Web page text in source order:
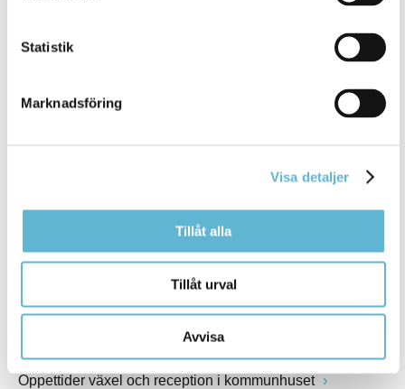
Statistik
Marknadsföring
Visa detaljer
Tillåt alla
Tillåt urval
Avvisa
Besöksadress
Box 18, 295 21 Bromölla
Fax: 0456-82 22 00
Öppettider växel och reception i kommunhuset